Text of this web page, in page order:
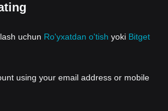
uchun Ro'yxatdan o'tish yoki Bitget
using your email address or mobile